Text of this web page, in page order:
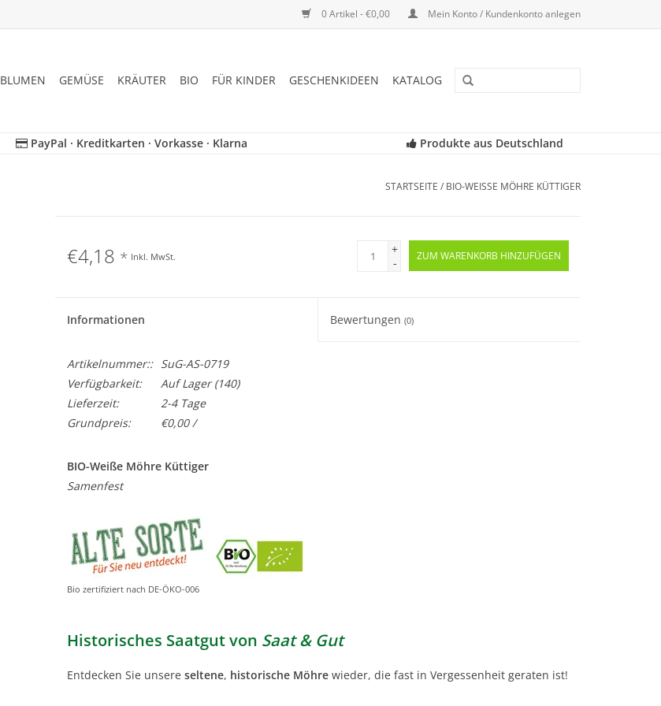
0 Artikel - €0,00 Mein Konto / Kundenkonto anlegen
BLUMEN GEMÜSE KRÄUTER BIO FÜR KINDER GESCHENKIDEEN KATALOG
PayPal · Kreditkarten · Vorkasse · Klarna Produkte aus Deutschland
STARTSEITE / BIO-WEISSE MÖHRE KÜTTIGER
€4,18 * Inkl. MwSt.
+
-
ZUM WARENKORB HINZUFÜGEN
Informationen Bewertungen(0)
Artikelnummer::
SuG-AS-0719
Verfügbarkeit:
Auf Lager(140)
Lieferzeit:
2-4 Tage
Grundpreis:
€0,00 /
BIO-Weiße Möhre Küttiger
Samenfest
Bio zertifiziert nach DE-ÖKO-006
Historisches Saatgut von Saat & Gut
Entdecken Sie unsere seltene, historische Möhrewieder, die fast in Vergessenheit geraten ist!